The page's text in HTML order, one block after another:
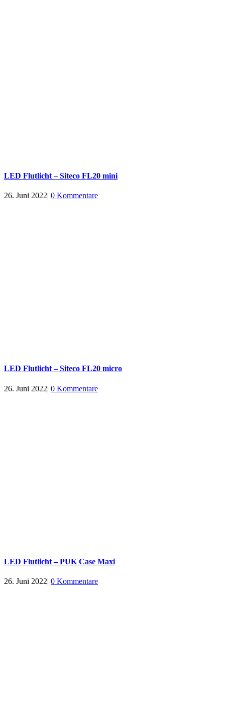
LED Flutlicht – Siteco FL20 mini
26. Juni 2022| 0 Kommentare
LED Flutlicht – Siteco FL20 micro
26. Juni 2022| 0 Kommentare
LED Flutlicht – PUK Case Maxi
26. Juni 2022| 0 Kommentare